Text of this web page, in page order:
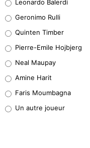
32%
5%
1%
9%
Leonardo Balerdi
Geronimo Rulli
Quinten Timber
Pierre-Emile Hojbjerg
Neal Maupay
Amine Harit
Faris Moumbagna
Un autre joueur